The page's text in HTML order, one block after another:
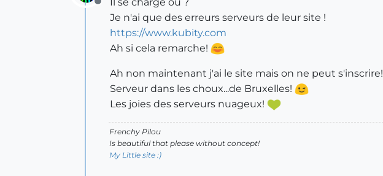
Offline
Je n'ai que des erreurs serveurs de leur site !
https://www.kubity.com
Ah si cela remarche!
Ah non maintenant j'ai le site mais on ne peut s'inscrire!
Serveur dans les choux...de Bruxelles!
Les joies des serveurs nuageux!
Frenchy Pilou
Is beautiful that please without concept!
My Little site :)